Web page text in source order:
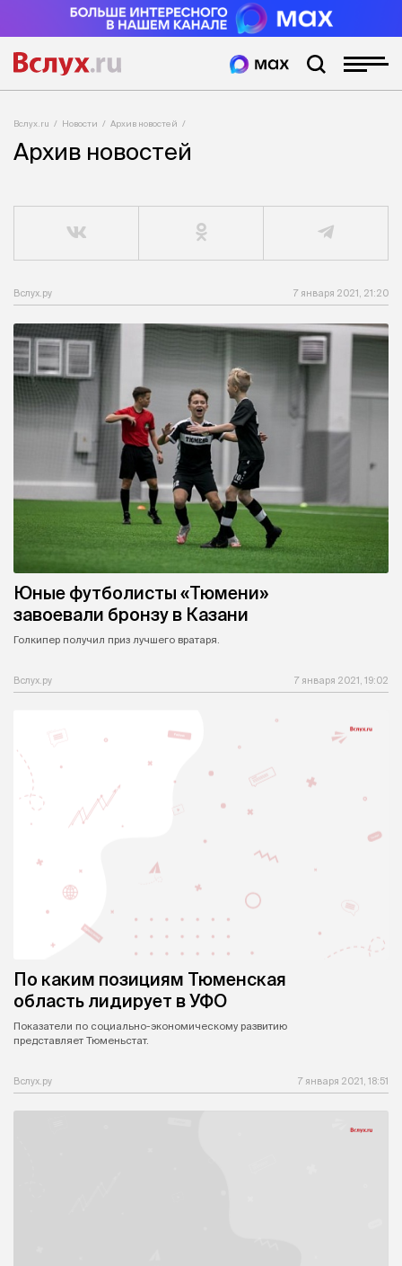
Вслух.ru Новости Архив новостей
Архив новостей
Вслух.ру 7 января 2021, 21:20
Юные футболисты «Тюмени»
завоевали бронзу в Казани
Голкипер получил приз лучшего вратаря.
Вслух.ру 7 января 2021, 19:02
По каким позициям Тюменская
область лидирует в УФО
Показатели по социально-экономическому развитию
представляет Тюменьстат.
Вслух.ру 7 января 2021, 18:51